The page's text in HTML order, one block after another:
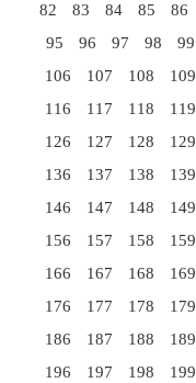
82
83 84 85 86
95
96 97 98 99
106
107 108 109
116
117 118 119
126
127 128 129
136
137 138 139
146
147 148 149
156
157 158 159
166
167 168 169
176
177 178 179
186
187 188 189
196
197 198 199